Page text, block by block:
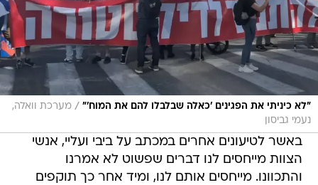
"לא כיניתי את הפגינים 'כאלה שבלבלו להם את המוח'" / מערכת וואלה,
נעמי גביסון
באשר לטיעונים אחרים במכתב על ביבי ועליי, אנשי
הצוות מייחסים לנו דברים שפשוט לא אמרנו
והתכוונו. מייחסים אותם לנו, ומיד אחר כך תוקפים